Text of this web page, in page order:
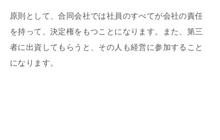
原則として、合同会社では社員のすべてが会社の責任
を持って、決定権をもつことになります。また、第三
者に出資してもらうと、その人も経営に参加すること
になります。